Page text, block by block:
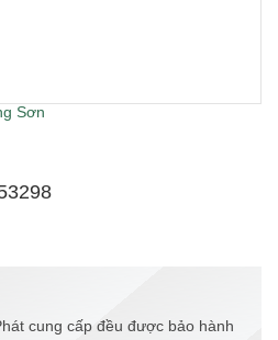
Sơn
cung cấp đều được bảo hành